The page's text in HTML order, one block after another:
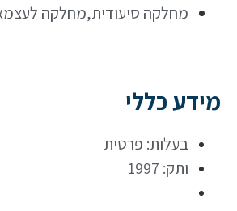
מחלקה סיעודית,מחלקה
מידע כללי
בעלות: פרטית
ותק: 1997